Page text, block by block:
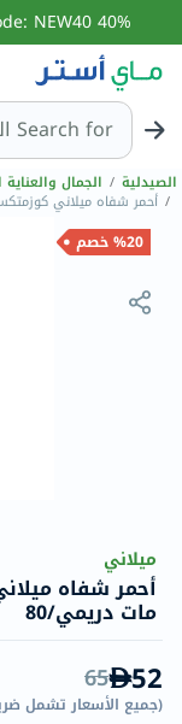
40% off 1st online pharmacy purchase! Code: NEW40
Search for
الصيدلية / الجمال
/ أحمر شفاه ميلاني
%20 خصم
ميلاني
أحمر شفاه
مات دريمي/80
52
65
(جميع الأسعار تشمل